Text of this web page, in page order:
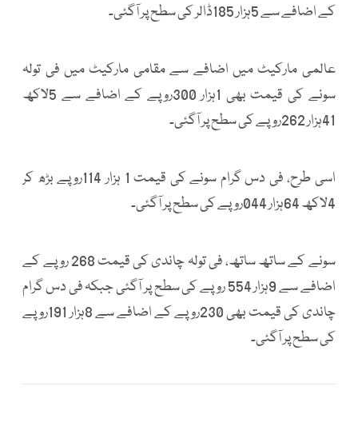
کے اضافے سے 5ہزار 185ڈالر کی سطح پر آگئی۔
عالمی مارکیٹ میں اضافے سے مقامی مارکیٹ میں فی تولہ
سونے کی قیمت بھی 1ہزار 300روپے کے اضافے سے 5لاکھ
41ہزار 262روپے کی سطح پر آگئی۔
اسی طرح، فی دس گرام سونے کی قیمت 1 ہزار 114روپے بڑھ کر
4لاکھ 64ہزار 044روپے کی سطح پر آگئی۔
سونے کے ساتھ ساتھ، فی تولہ چاندی کی قیمت 268 روپے کے
اضافے سے 9ہزار 554 روپے کی سطح پر آگئی جبکہ فی دس گرام
چاندی کی قیمت بھی 230روپے کے اضافے سے 8ہزار 191روپے
کی سطح پر آگئی۔